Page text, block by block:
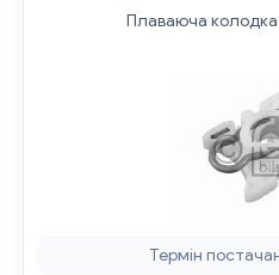
Плаваюча
Термін